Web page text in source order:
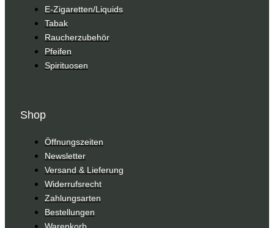
E-Zigaretten/Liquids
Tabak
Raucherzubehör
Pfeifen
Spirituosen
Shop
Öffnungszeiten
Newsletter
Versand & Lieferung
Widerrufsrecht
Zahlungsarten
Bestellungen